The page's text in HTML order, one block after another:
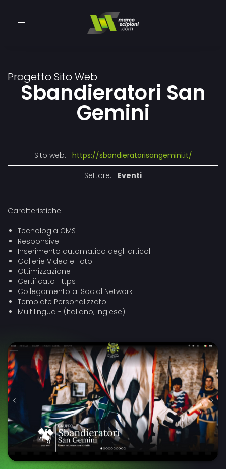
Toggle
Progetto Sito Web
Sbandieratori San
Gemini
Sito web: https://sbandieratorisangemini.it/
Settore: Eventi
Caratteristiche:
Tecnologia CMS
Responsive
Inserimento automatico degli articoli
Gallerie Video e Foto
Ottimizzazione
Certificato Https
Collegamento ai Social Network
Template Personalizzato
Multilingua - (Italiano, Inglese)